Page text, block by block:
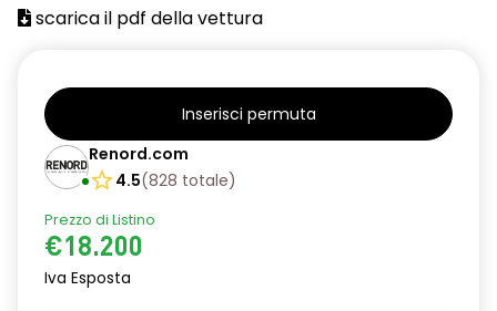
Airbag laterali a tendina anteriori e posteriori
Alzacristalli elettrici posteriori
Barre tetto modulari nere
Bracciolo anteriore con vano portaoggetti
Chiave pieghevole a 3 pulsanti
scarica il pdf della vettura
Inserisci permuta
Renord.com
4.5(828 totale)
Prezzo di Listino
€18.200
Iva Esposta